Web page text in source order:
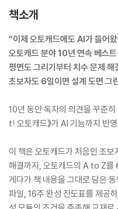
책소개
“이제 오토캐드에도 AI가 들어
오토캐드 분야 10년 연속 베스
평면도 그리기부터 치수 문제
초보자도 6일이면 설계 도면 그
10년 동안 독자의 의견을 꾸준
t! 오토캐드》가 AI 기능까지 반
이 책은 오토캐드가 처음인 초
해결까지, 오토캐드의 A to Z를
게다가 책 내용을 그대로 담은
파일, 16주 완성 진도표를 제공